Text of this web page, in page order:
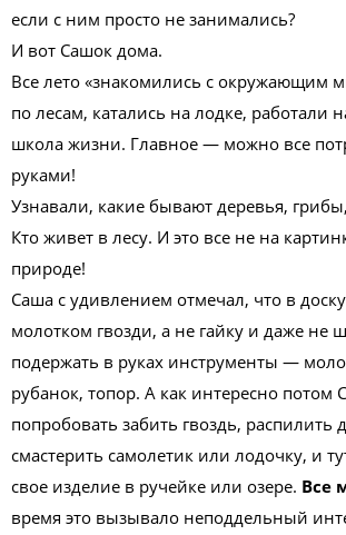
если с ним просто не занимались?
И вот Сашок дома.
Все лето «знакомились с окружающим
по лесам, катались на лодке, работали
школа жизни. Главное — можно все
руками!
Узнавали, какие бывают деревья,
Кто живет в лесу. И это все не на
природе!
Саша с удивлением отмечал, что в
молотком гвозди, а не гайку и даже не
подержать в руках инструменты —
рубанок, топор. А как интересно
попробовать забить гвоздь, распилить
смастерить самолетик или лодочку, и
свое изделие в ручейке или озере. Все
время это вызывало неподдельный